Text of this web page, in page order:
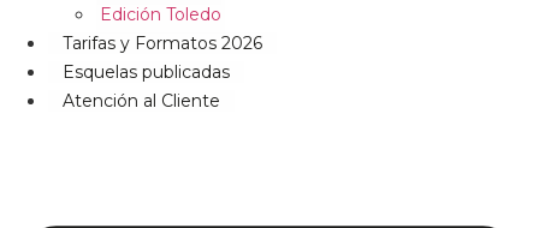
Edición Toledo
Tarifas y Formatos 2026
Esquelas publicadas
Atención al Cliente